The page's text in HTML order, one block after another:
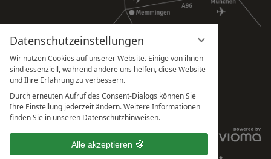
Datenschutzeinstellungen
Wir nutzen Cookies auf unserer Website. Einige von ihnen
sind essenziell, während andere uns helfen, diese Website
und Ihre Erfahrung zu verbessern.
Durch erneuten Aufruf des Consent-Dialogs können Sie
Ihre Einstellung jederzeit ändern. Weitere Informationen
finden Sie in unseren Datenschutzhinweisen.
Alle akzeptieren
IMPRESSUM
DATENSCHUTZHINWEISE
DATENSCHUTZEINSTELLUNGEN
AGB